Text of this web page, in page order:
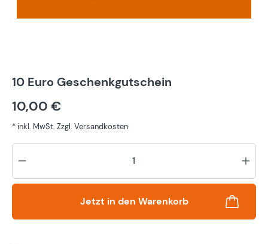
10 Euro Geschenkgutschein
10,00 €
* inkl. MwSt. Zzgl. Versandkosten
Jetzt in den Warenkorb